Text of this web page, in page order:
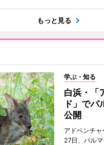
もっと見る
学ぶ・知る
白浜・「
ド」でパ
公開
アドベンチ
27日、パル